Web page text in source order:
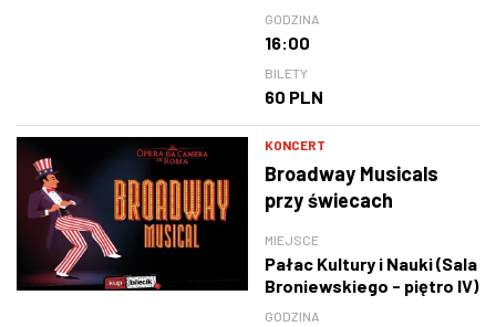
GODZINA
16:00
BILETY
60 PLN
KONCERT
Broadway Musicals
przy świecach
MIEJSCE
Pałac Kultury i Nauki (Sala
Broniewskiego - piętro IV)
GODZINA